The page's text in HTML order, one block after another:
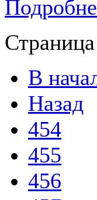
В
Назад
454
455
456